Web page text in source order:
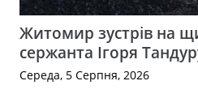
Житомир зустрів на
сержанта Ігоря
Середа, 5 Серпня, 2026